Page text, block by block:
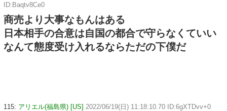
ID:Baqtv8Ce0
商売より大事なもんはある
日本相手の合意は自国の都合で守らなくていい
なんて態度受け入れるならただの下僕だ
115: アリエル(福島県) [US] 2022/06/19(日) 11:18:10.70 ID:6gXTDvv+0